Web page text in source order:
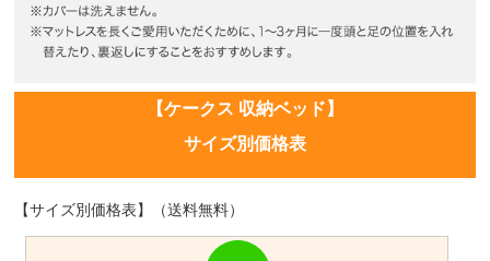
【ケークス 収納ベッド】
サイズ別価格表
【サイズ別価格表】（送料無料）